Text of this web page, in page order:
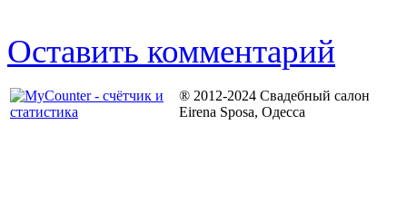
Оставить комментарий
® 2012-2024 Свадебный салон
Eirena Sposa, Одесса